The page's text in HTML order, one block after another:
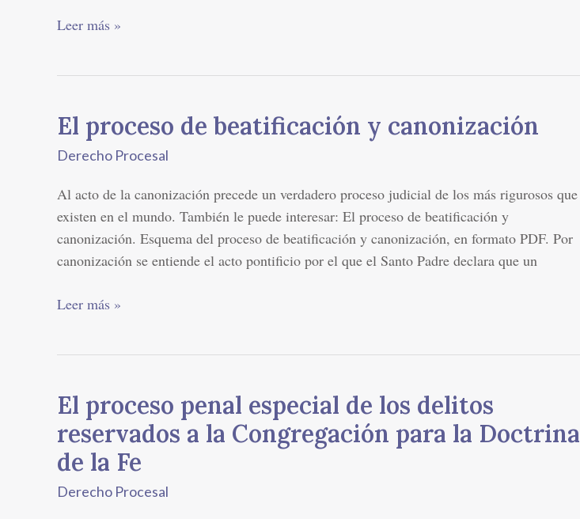
Leer más »
El proceso de beatificación y canonización
Derecho Procesal
Al acto de la canonización precede un verdadero proceso judicial de los más rigurosos que
existen en el mundo. También le puede interesar: El proceso de beatificación y
canonización. Esquema del proceso de beatificación y canonización, en formato PDF. Por
canonización se entiende el acto pontificio por el que el Santo Padre declara que un
El
proceso
de
beatificación
y
canonización
Leer más »
El proceso penal especial de los delitos
reservados a la Congregación para la Doctrina
de la Fe
Derecho Procesal
El
proceso
penal
especial
de